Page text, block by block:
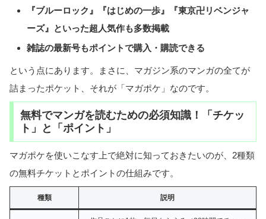
『ブルーロック』『はじめの一歩』『東京卍リベンジャ
ーズ』といった超人気作も多数掲載
雑誌の最新号もポイントで購入・購読できる
という点にあります。まさに、マガジン系のマンガの全てが
詰まったポケット、それが「マガポケ」なのです。
無料でマンガを読むための必須知識！「チケッ
ト」と「ポイント」
マガポケを使いこなす上で絶対に知っておきたいのが、2種類
の無料チケットとポイントの仕組みです。
種類 説明